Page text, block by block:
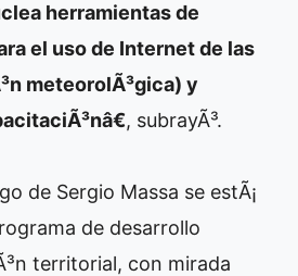
herramientas de
el uso de Internet de las
meteorolÃ³gica) y
, subrayÃ³.
de Sergio Massa se estÃ¡
de desarrollo
territorial, con mirada